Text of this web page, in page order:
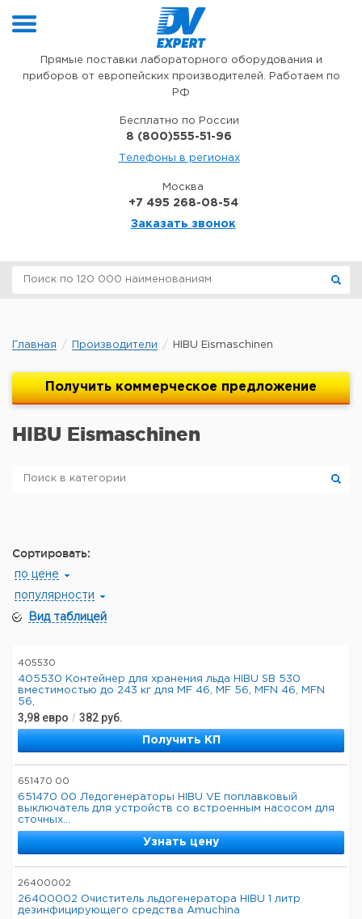
Прямые поставки лабораторного оборудования и
приборов от европейских производителей. Работаем по
РФ
Бесплатно по России
8 (800)555-51-96
Телефоны в регионах
Москва
+7 495 268-08-54
Заказать звонок
Главная Производители HIBU Eismaschinen
Получить коммерческое предложение
HIBU Eismaschinen
Сортировать:
по цене
популярности
Вид таблицей
405530
405530 Контейнер для хранения льда HIBU SB 530
вместимостью до 243 кг для MF 46, MF 56, MFN 46, MFN
56,
3,98 евро / 382 руб.
Получить КП
651470 00
651470 00 Ледогенераторы HIBU VE поплавковый
выключатель для устройств со встроенным насосом для
сточных...
Узнать цену
26400002
26400002 Очиститель льдогенератора HIBU 1 литр
дезинфицирующего средства Amuchina